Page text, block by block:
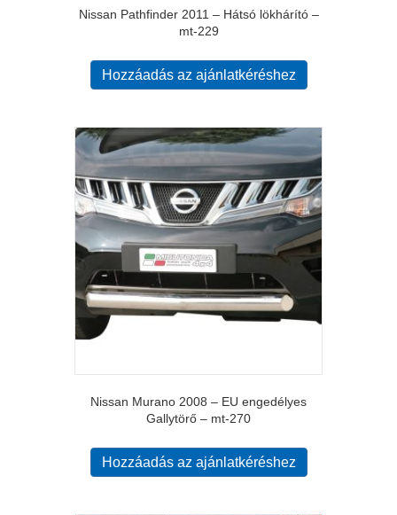
Nissan Pathfinder 2011 – Hátsó lökhárító –
mt-229
Hozzáadás az ajánlatkéréshez
Nissan Murano 2008 – EU engedélyes
Gallytörő – mt-270
Hozzáadás az ajánlatkéréshez